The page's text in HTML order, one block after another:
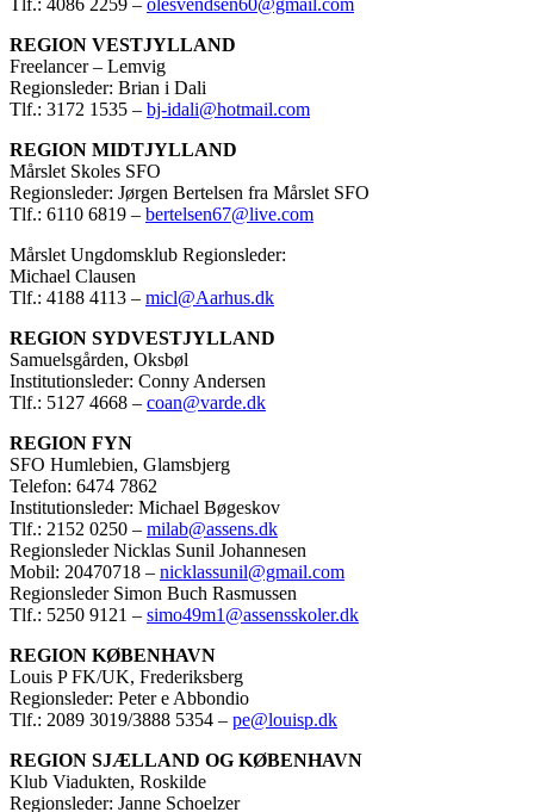
REGION VESTJYLLAND
Freelancer – Lemvig
Regionsleder: Brian i Dali
Tlf.: 3172 1535 – bj-idali@hotmail.com
REGION MIDTJYLLAND
Mårslet Skoles SFO
Regionsleder: Jørgen Bertelsen fra Mårslet SFO
Tlf.: 6110 6819 – bertelsen67@live.com
Mårslet Ungdomsklub Regionsleder:
Michael Clausen
Tlf.: 4188 4113 – micl@Aarhus.dk
REGION SYDVESTJYLLAND
Samuelsgården, Oksbøl
Institutionsleder: Conny Andersen
Tlf.: 5127 4668 – coan@varde.dk
REGION FYN
SFO Humlebien, Glamsbjerg
Telefon: 6474 7862
Institutionsleder: Michael Bøgeskov
Tlf.: 2152 0250 – milab@assens.dk
Regionsleder Nicklas Sunil Johannesen
Mobil: 20470718 – nicklassunil@gmail.com
Regionsleder Simon Buch Rasmussen
Tlf.: 5250 9121 – simo49m1@assensskoler.dk
REGION KØBENHAVN
Louis P FK/UK, Frederiksberg
Regionsleder: Peter e Abbondio
Tlf.: 2089 3019/3888 5354 – pe@louisp.dk
REGION SJÆLLAND OG KØBENHAVN
Klub Viadukten, Roskilde
Regionsleder: Janne Schoelzer